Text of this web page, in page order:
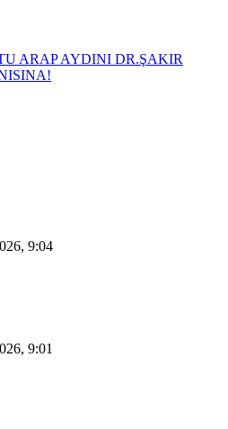
ARAP AYDINI DR.ŞAKIR
9:04
9:01